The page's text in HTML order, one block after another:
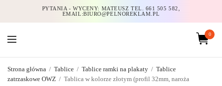
PYTANIA - WYCENY: MATEUSZ TEL. 661 505 582,
EMAIL:BIURO@PELNOREKLAM.PL
0
Strona główna / Tablice / Tablice ramki na plakaty / Tablice
zatrzaskowe OWZ / Tablica w kolorze złotym (profil 32mm, naroża